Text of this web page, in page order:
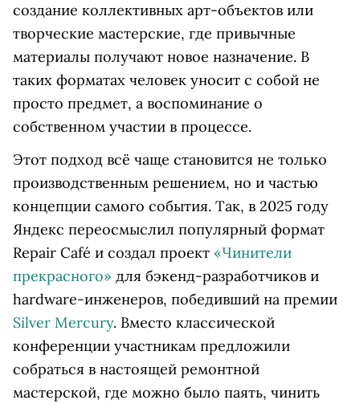
создание коллективных арт-объектов или
творческие мастерские, где привычные
материалы получают новое назначение. В
таких форматах человек уносит с собой не
просто предмет, а воспоминание о
собственном участии в процессе.
Этот подход всё чаще становится не только
производственным решением, но и частью
концепции самого события. Так, в 2025 году
Яндекс переосмыслил популярный формат
Repair Café и создал проект «Чинители
прекрасного» для бэкенд-разработчиков и
hardware-инженеров, победивший на премии
Silver Mercury. Вместо классической
конференции участникам предложили
собраться в настоящей ремонтной
мастерской, где можно было паять, чинить